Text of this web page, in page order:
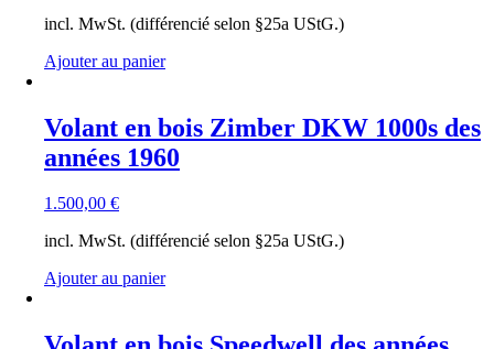
incl. MwSt. (différencié selon §25a UStG.)
Ajouter au panier
Volant en bois Zimber DKW 1000s des
années 1960
1.500,00 €
incl. MwSt. (différencié selon §25a UStG.)
Ajouter au panier